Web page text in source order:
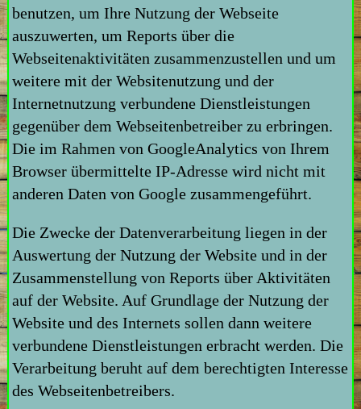
benutzen, um Ihre Nutzung der Webseite
auszuwerten, um Reports über die
Webseitenaktivitäten zusammenzustellen und um
weitere mit der Websitenutzung und der
Internetnutzung verbundene Dienstleistungen
gegenüber dem Webseitenbetreiber zu erbringen.
Die im Rahmen von GoogleAnalytics von Ihrem
Browser übermittelte IP-Adresse wird nicht mit
anderen Daten von Google zusammengeführt.
Die Zwecke der Datenverarbeitung liegen in der
Auswertung der Nutzung der Website und in der
Zusammenstellung von Reports über Aktivitäten
auf der Website. Auf Grundlage der Nutzung der
Website und des Internets sollen dann weitere
verbundene Dienstleistungen erbracht werden. Die
Verarbeitung beruht auf dem berechtigten Interesse
des Webseitenbetreibers.